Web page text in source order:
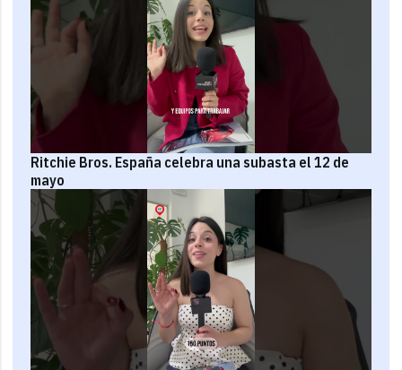
Ritchie Bros. España celebra una subasta el 12 de
mayo